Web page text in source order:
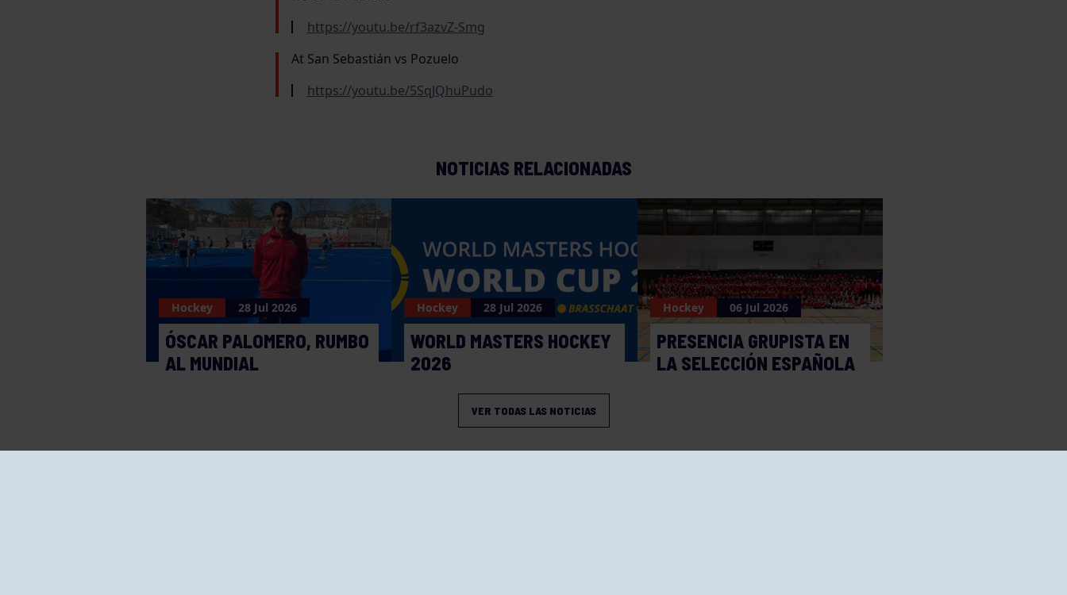
https://youtu.be/rf3azvZ-Smg
At San Sebastián vs Pozuelo
https://youtu.be/5SqJQhuPudo
NOTICIAS RELACIONADAS
Hockey 28 Jul 2026
ÓSCAR PALOMERO, RUMBO
AL MUNDIAL
Hockey 28 Jul 2026
WORLD MASTERS HOCKEY
2026
Hockey 06 Jul 2026
PRESENCIA GRUPISTA EN
LA SELECCIÓN ESPAÑOLA
VER TODAS LAS NOTICIAS